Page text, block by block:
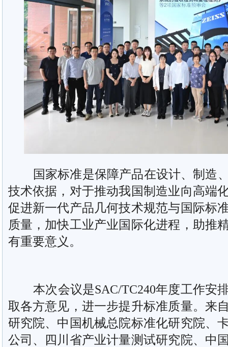
国家标准是保障产品在设计、制造
技术依据，对于推动我国制造业向高端
促进新一代产品几何技术规范与国际标
质量，加快工业产业国际化进程，助推
有重要意义。
本次会议是SAC/TC240年度工作安
取各方意见，进一步提升标准质量。来
研究院、中国机械总院标准化研究院、
公司、四川省产业计量测试研究院、中